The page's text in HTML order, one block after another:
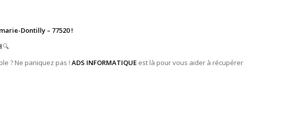
Dontilly – 77520 !
? Ne paniquez pas ! ADS INFORMATIQUE est là pour vous aider à récupérer